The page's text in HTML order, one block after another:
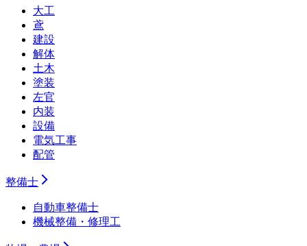
大工
鳶
建設
解体
土木
塗装
左官
内装
設備
電気工事
配管
整備士
自動車整備士
機械整備・修理工